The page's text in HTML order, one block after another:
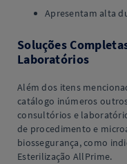
Apresentam alta
Soluções
Laboratórios
Além dos itens
catálogo inúmeros
consultórios e
de procedimento e
biossegurança, como
Esterilização AllPrime.